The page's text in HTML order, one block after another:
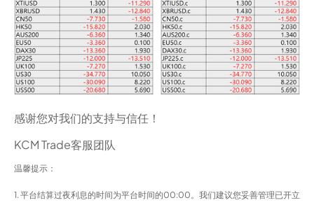
感谢您对我们的支持与信任！
KCM Trade客服团队
温馨提示：
1. 平台结算过夜利息的时间为平台时间的00:00。我们建议您妥善管理已开立